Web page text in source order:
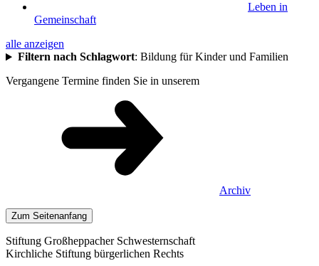
Leben in
Gemeinschaft
alle anzeigen
Filtern nach Schlagwort: Bildung für Kinder und Familien
Vergangene Termine finden Sie in unserem
Archiv
Zum Seitenanfang
Stiftung Großheppacher Schwesternschaft
Kirchliche Stiftung bürgerlichen Rechts